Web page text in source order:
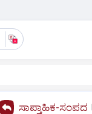
ಸಾಪ್ತಾಹಿಕ-ಸಂಪದ